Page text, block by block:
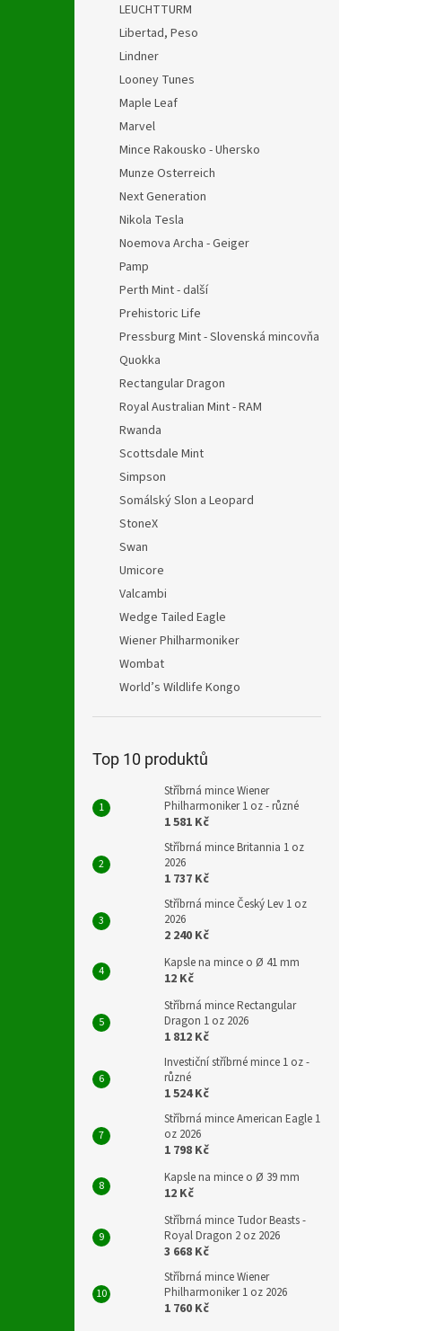
LEUCHTTURM
Libertad, Peso
Lindner
Looney Tunes
Maple Leaf
Marvel
Mince Rakousko - Uhersko
Munze Osterreich
Next Generation
Nikola Tesla
Noemova Archa - Geiger
Pamp
Perth Mint - další
Prehistoric Life
Pressburg Mint - Slovenská mincovňa
Quokka
Rectangular Dragon
Royal Australian Mint - RAM
Rwanda
Scottsdale Mint
Simpson
Somálský Slon a Leopard
StoneX
Swan
Umicore
Valcambi
Wedge Tailed Eagle
Wiener Philharmoniker
Wombat
World’s Wildlife Kongo
Top 10 produktů
Stříbrná mince Wiener
Philharmoniker 1 oz - různé
1 581 Kč
Stříbrná mince Britannia 1 oz
2026
1 737 Kč
Stříbrná mince Český Lev 1 oz
2026
2 240 Kč
Kapsle na mince o Ø 41 mm
12 Kč
Stříbrná mince Rectangular
Dragon 1 oz 2026
1 812 Kč
Investiční stříbrné mince 1 oz -
různé
1 524 Kč
Stříbrná mince American Eagle 1
oz 2026
1 798 Kč
Kapsle na mince o Ø 39 mm
12 Kč
Stříbrná mince Tudor Beasts -
Royal Dragon 2 oz 2026
3 668 Kč
Stříbrná mince Wiener
Philharmoniker 1 oz 2026
1 760 Kč